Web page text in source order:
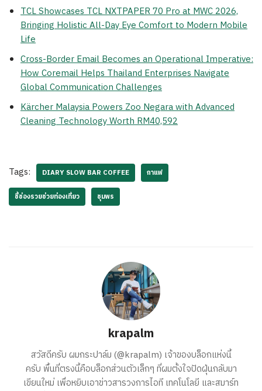
TCL Showcases TCL NXTPAPER 70 Pro at MWC 2026,
Bringing Holistic All-Day Eye Comfort to Modern Mobile
Life
Cross-Border Email Becomes an Operational Imperative:
How Coremail Helps Thailand Enterprises Navigate
Global Communication Challenges
Kärcher Malaysia Powers Zoo Negara with Advanced
Cleaning Technology Worth RM40,592
Tags: DIARY SLOW BAR COFFEE กาแฟ
ชี้ช่องรวยช่วยท่องเที่ยว ชุมพร
krapalm
สวัสดีครับ ผมกระปาล์ม (@krapalm) เจ้าของบล็อกแห่งนี้
ครับ พื้นที่ตรงนี้คือบล็อกส่วนตัวเล็กๆ ที่ผมตั้งใจปัดฝุ่นกลับมา
เขียนใหม่ เพื่อหยิบเอาข่าวสารวงการไอที เทคโนโลยี และสมาร์ท